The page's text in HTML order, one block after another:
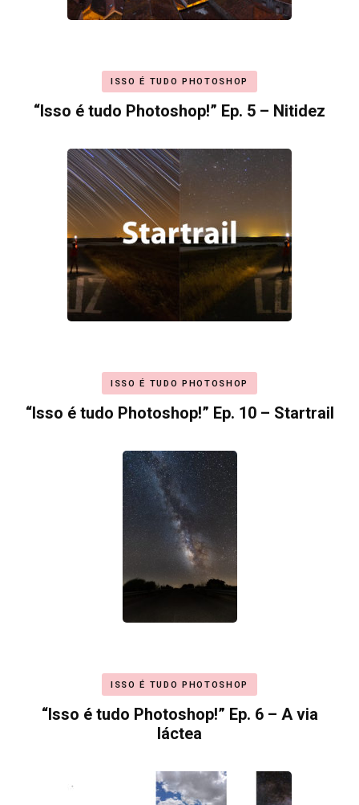
ISSO É TUDO PHOTOSHOP
“Isso é tudo Photoshop!” Ep. 5 – Nitidez
ISSO É TUDO PHOTOSHOP
“Isso é tudo Photoshop!” Ep. 10 – Startrail
ISSO É TUDO PHOTOSHOP
“Isso é tudo Photoshop!” Ep. 6 – A via
láctea